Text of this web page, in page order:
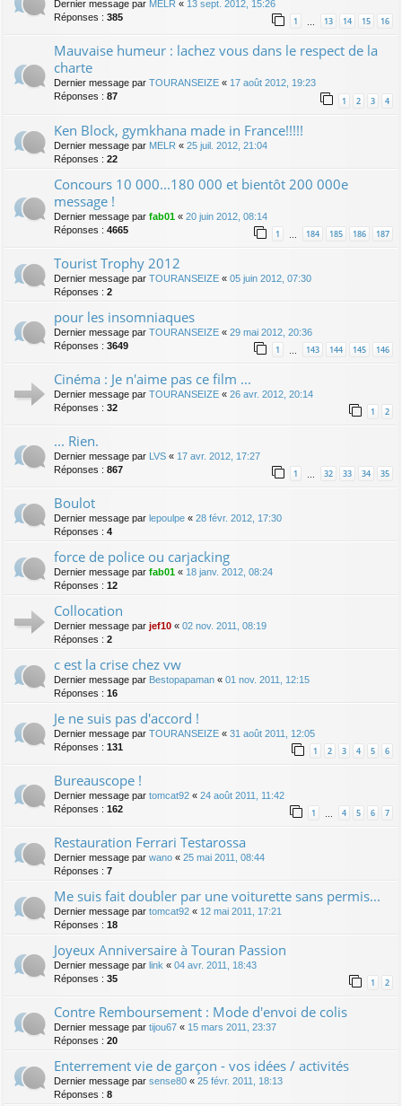
Dernier message par MELR « 13 sept. 2012, 15:26
Réponses : 385 1 … 13 14 15 16
Mauvaise humeur : lachez vous dans le respect de la
charte
Dernier message par TOURANSEIZE « 17 août 2012, 19:23
Réponses : 87 1 2 3 4
Ken Block, gymkhana made in France!!!!!
Dernier message par MELR « 25 juil. 2012, 21:04
Réponses : 22
Concours 10 000...180 000 et bientôt 200 000e
message !
Dernier message par fab01 « 20 juin 2012, 08:14
Réponses : 4665 1 184 185 186 187
Tourist Trophy 2012
Dernier message par TOURANSEIZE « 05 juin 2012, 07:30
Réponses : 2
pour les insomniaques
Dernier message par TOURANSEIZE « 29 mai 2012, 20:36
Réponses : 3649 1 143 144 145 146
Cinéma : Je n'aime pas ce film ...
Dernier message par TOURANSEIZE « 26 avr. 2012, 20:14
Réponses : 32 1 2
... Rien.
Dernier message par LVS « 17 avr. 2012, 17:27
Réponses : 867 1 32 33 34 35
Boulot
Dernier message par lepoulpe « 28 févr. 2012, 17:30
Réponses : 4
force de police ou carjacking
Dernier message par fab01 « 18 janv. 2012, 08:24
Réponses : 12
Collocation
Dernier message par jef10 « 02 nov. 2011, 08:19
Réponses : 2
c est la crise chez vw
Dernier message par Bestopapaman « 01 nov. 2011, 12:15
Réponses : 16
Je ne suis pas d'accord !
Dernier message par TOURANSEIZE « 31 août 2011, 12:05
Réponses : 131 1 2 3 4 5 6
Bureauscope !
Dernier message par tomcat92 « 24 août 2011, 11:42
Réponses : 162 1 … 4 5 6 7
Restauration Ferrari Testarossa
Dernier message par wano « 25 mai 2011, 08:44
Réponses : 7
Me suis fait doubler par une voiturette sans permis...
Dernier message par tomcat92 « 12 mai 2011, 17:21
Réponses : 18
Joyeux Anniversaire à Touran Passion
Dernier message par link « 04 avr. 2011, 18:43
Réponses : 35 1 2
Contre Remboursement : Mode d'envoi de colis
Dernier message par tijou67 « 15 mars 2011, 23:37
Réponses : 20
Enterrement vie de garçon - vos idées / activités
Dernier message par sense80 « 25 févr. 2011, 18:13
Réponses : 8